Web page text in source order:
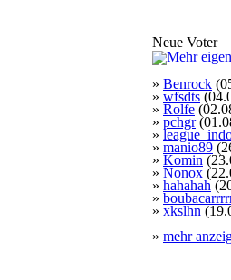
Neue Voter
» Benrock
» wfsdts
» Rolfe
» pchgr
»
» manio89
» Komin
» Nonox
» hahahah
»
» xkslhn
» mehr